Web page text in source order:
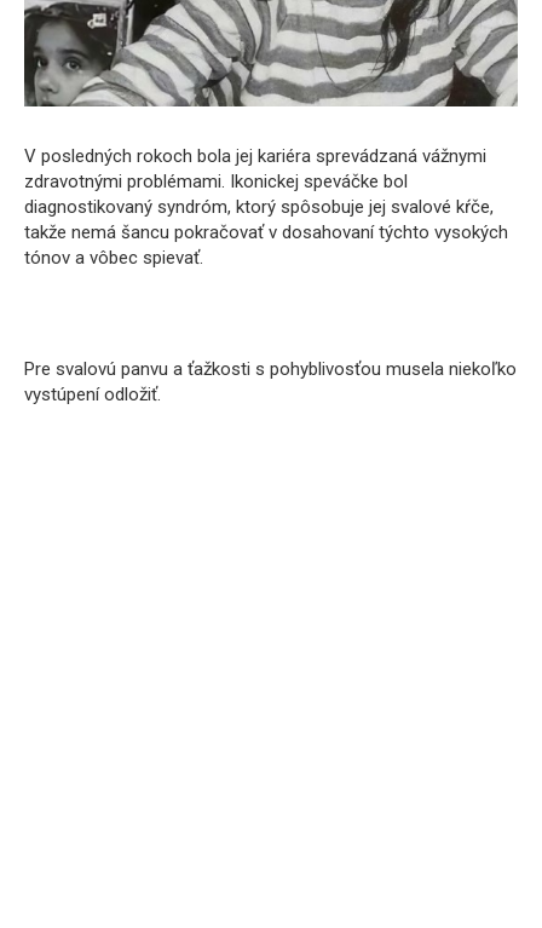
V posledných rokoch bola jej kariéra sprevádzaná vážnymi
zdravotnými problémami. Ikonickej speváčke bol
diagnostikovaný syndróm, ktorý spôsobuje jej svalové kŕče,
takže nemá šancu pokračovať v dosahovaní týchto vysokých
tónov a vôbec spievať.
Pre svalovú panvu a ťažkosti s pohyblivosťou musela niekoľko
vystúpení odložiť.